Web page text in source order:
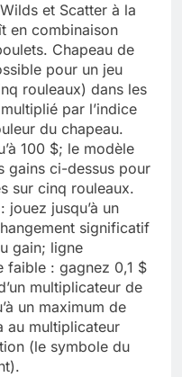
et Scatter à la
en combinaison
Chapeau de
pour un jeu
rouleaux) dans les
par l’indice
du chapeau.
100 $; le modèle
gains ci-dessus pour
sur cinq rouleaux.
jouez jusqu’à un
significatif
gain; ligne
faible : gagnez 0,1 $
multiplicateur de
un maximum de
au multiplicateur
(le symbole du